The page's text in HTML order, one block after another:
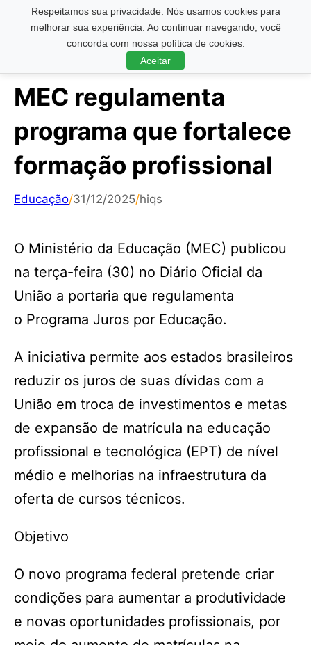
Respeitamos sua privacidade. Nós usamos cookies para
melhorar sua experiência. Ao continuar navegando, você
concorda com nossa política de cookies.
Aceitar
Pesquisar ...
MEC regulamenta
programa que fortalece
formação profissional
Educação/31/12/2025/hiqs
O Ministério da Educação (MEC) publicou
na terça-feira (30) no Diário Oficial da
União a portaria que regulamenta
o Programa Juros por Educação.
A iniciativa permite aos estados brasileiros
reduzir os juros de suas dívidas com a
União em troca de investimentos e metas
de expansão de matrícula na educação
profissional e tecnológica (EPT) de nível
médio e melhorias na infraestrutura da
oferta de cursos técnicos.
Objetivo
O novo programa federal pretende criar
condições para aumentar a produtividade
e novas oportunidades profissionais, por